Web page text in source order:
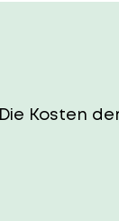
Kosten